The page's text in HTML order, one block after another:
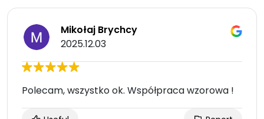
Mikołaj Brychcy
2025.12.03
Polecam, wszystko ok. Współpraca wzorowa !